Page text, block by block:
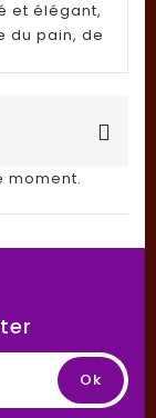
et élégant,
du pain, de
moment.